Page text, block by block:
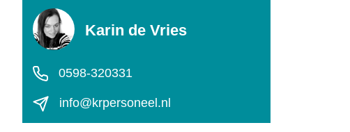
Karin de Vries
0598-320331
info@krpersoneel.nl